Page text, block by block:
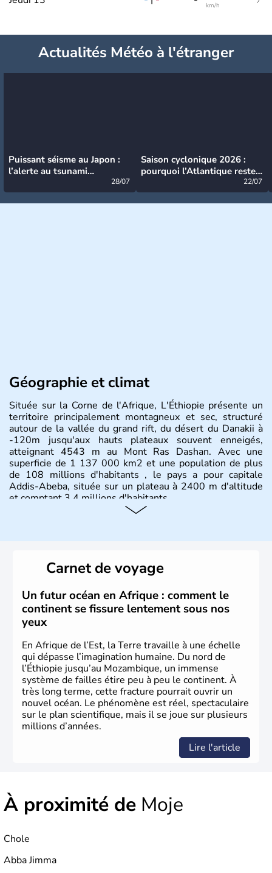
km/h
Actualités Météo à l'étranger
Puissant séisme au Japon :
l’alerte au tsunami
28/07
Saison cyclonique 2026 :
pourquoi l’Atlantique reste
22/07
Géographie et climat
Située sur la Corne de l'Afrique, L'Éthiopie présente un
territoire principalement montagneux et sec, structuré
autour de la vallée du grand rift, du désert du Danakii à
-120m jusqu'aux hauts plateaux souvent enneigés,
atteignant 4543 m au Mont Ras Dashan. Avec une
superficie de 1 137 000 km2 et une population de plus
de 108 millions d'habitants , le pays a pour capitale
Addis-Abeba, située sur un plateau à 2400 m d'altitude
et comptant 3,4 millions d'habitants.
Carnet de voyage
Un futur océan en Afrique : comment le
continent se fissure lentement sous nos
yeux
En Afrique de l’Est, la Terre travaille à une échelle
qui dépasse l’imagination humaine. Du nord de
l’Éthiopie jusqu’au Mozambique, un immense
système de failles étire peu à peu le continent. À
très long terme, cette fracture pourrait ouvrir un
nouvel océan. Le phénomène est réel, spectaculaire
sur le plan scientifique, mais il se joue sur plusieurs
millions d’années.
Lire l'article
À proximité de Moje
Chole
Abba Jimma